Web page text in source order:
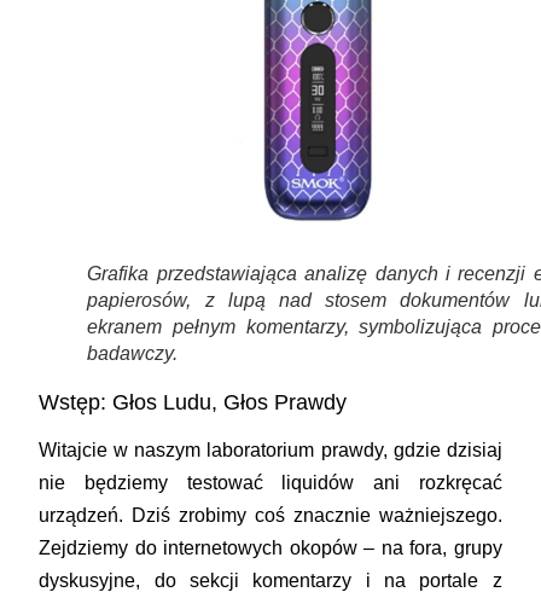
Grafika przedstawiająca analizę danych i recenzji
papierosów, z lupą nad stosem dokumentów
ekranem pełnym komentarzy, symbolizująca
badawczy.
Wstęp: Głos Ludu, Głos Prawdy
Witajcie w naszym laboratorium prawdy, gdzie dzisiaj
nie będziemy testować liquidów ani rozkręcać
urządzeń. Dziś zrobimy coś znacznie ważniejszego.
Zejdziemy do internetowych okopów – na fora, grupy
dyskusyjne, do sekcji komentarzy i na portale z